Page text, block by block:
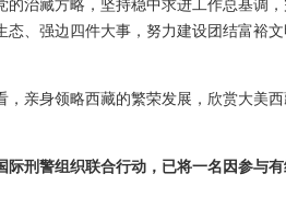
治藏方略，坚持稳中求进工作总基调
、强边四件大事，努力建设团结富裕
亲身领略西藏的繁荣发展，欣赏大美
刑警组织联合行动，已将一名因参与